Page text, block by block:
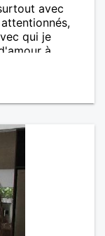
avec
qui je
à